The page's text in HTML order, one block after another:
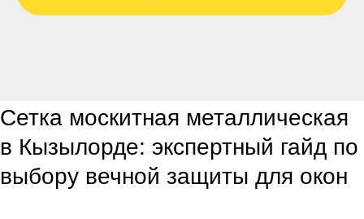
Сетка москитная металлическая
в Кызылорде: экспертный гайд по
выбору вечной защиты для окон